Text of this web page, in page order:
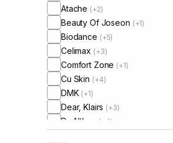
Atache (+2)
Beauty Of Joseon (+1)
Biodance (+5)
Celimax (+3)
Comfort Zone (+1)
Cu Skin (+4)
DMK (+1)
Dear, Klairs (+3)
Dr. Althea (+4)